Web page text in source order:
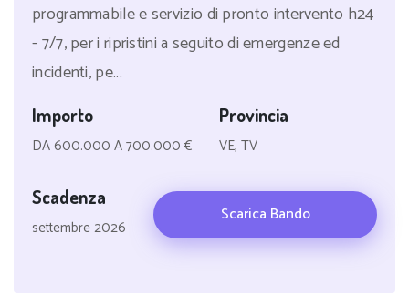
programmabile e servizio di pronto intervento h24
- 7/7, per i ripristini a seguito di emergenze ed
incidenti, pe...
Importo
DA 600.000 A 700.000 €
Provincia
VE, TV
Scadenza
settembre 2026
Scarica Bando